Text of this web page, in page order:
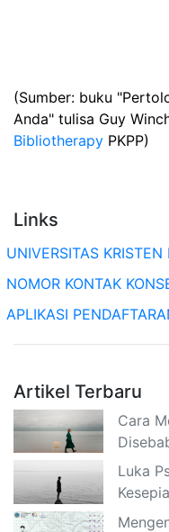
(Sumber: buku
Anda" tulisa Guy
Bibliotherapy PKPP)
Links
UNIVERSITAS KRISTEN
NOMOR KONTAK
APLIKASI
Artikel Terbaru
Cara
Luka